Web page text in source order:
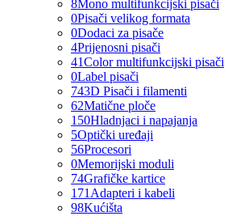
8Mono multifunkcijski pisači
0Pisači velikog formata
0Dodaci za pisače
4Prijenosni pisači
41Color multifunkcijski pisači
0Label pisači
743D Pisači i filamenti
62Matične ploče
150Hladnjaci i napajanja
5Optički uređaji
56Procesori
0Memorijski moduli
74Grafičke kartice
171 Adapteri i kabeli
98Kućišta